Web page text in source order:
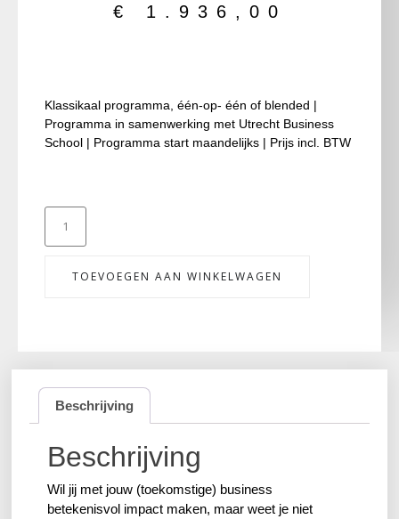
€ 1.936,00
Klassikaal programma, één-op- één of blended |
Programma in samenwerking met Utrecht Business
School | Programma start maandelijks | Prijs incl. BTW
TOEVOEGEN AAN WINKELWAGEN
Beschrijving
Beschrijving
Wil jij met jouw (toekomstige) business
betekenisvol impact maken, maar weet je niet